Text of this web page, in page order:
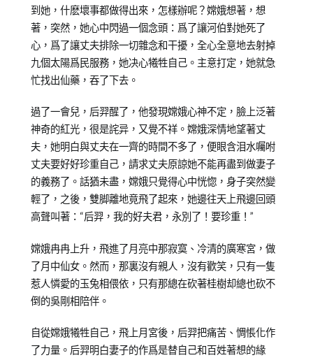
到她，什麽壞事都做得出來，怎樣辦呢？嫦娥想著，想
著，突然，她心中閃過一個念頭：爲了讓河伯對她死了
心，爲了讓丈夫排除一切雜念和干擾，全心全意地去射掉
九個太陽爲民服務，她决心犧牲自己。主意打定，她就急
忙找出仙藥，吞了下去。
過了一會兒，后羿醒了，他發現嫦娥心神不定，臉上泛著
神奇的紅光，很是詫异，又覺不祥。嫦娥深情地望著丈
夫，她明白與丈夫在一齊的時間不多了，便眼含泪水囑咐
丈夫要好好珍重自己，請求丈夫原諒她不能再盡到做妻子
的義務了。話猶未盡，嫦娥只覺得心中恍惚，身子突然變
輕了，之後，雙脚離地竟飛了起來，她邊往天上飛邊回頭
高聲叫著：“后羿，我的好夫君，永別了！要珍重！”
嫦娥冉冉上升，飛進了月亮中那寂寞、冷清的廣寒宮，做
了月中仙女。然而，那裏沒有親人，沒有歡笑，只有一隻
惹人憐愛的玉兔相偎依，只有那總在砍著桂樹却總也砍不
倒的吳剛相陪伴。
自從嫦娥犧牲自己，飛上月宮後，后羿把痛苦、惆悵化作
了力量。后羿明白妻子的作爲是替自己和百姓著想的緣